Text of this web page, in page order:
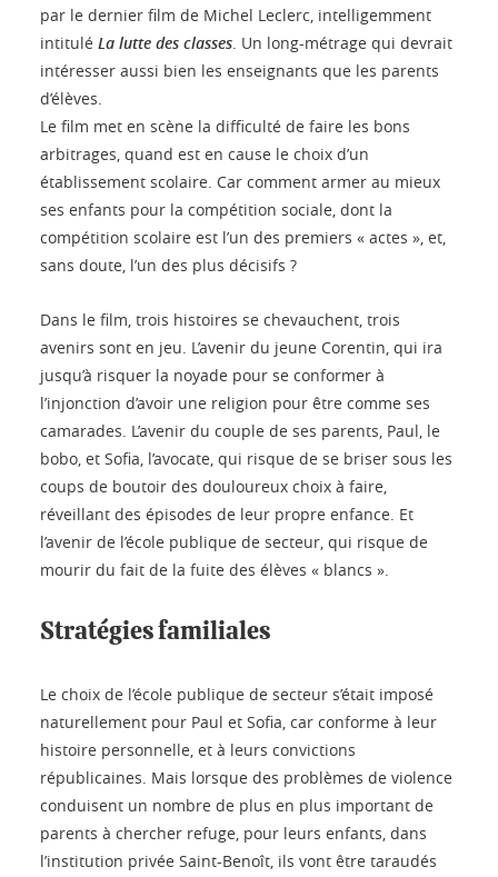
par le dernier film de Michel Leclerc, intelligemment
intitulé La lutte des classes. Un long-métrage qui devrait
intéresser aussi bien les enseignants que les parents
d’élèves.
Le film met en scène la difficulté de faire les bons
arbitrages, quand est en cause le choix d’un
établissement scolaire. Car comment armer au mieux
ses enfants pour la compétition sociale, dont la
compétition scolaire est l’un des premiers « actes », et,
sans doute, l’un des plus décisifs ?
Dans le film, trois histoires se chevauchent, trois
avenirs sont en jeu. L’avenir du jeune Corentin, qui ira
jusqu’à risquer la noyade pour se conformer à
l’injonction d’avoir une religion pour être comme ses
camarades. L’avenir du couple de ses parents, Paul, le
bobo, et Sofia, l’avocate, qui risque de se briser sous les
coups de boutoir des douloureux choix à faire,
réveillant des épisodes de leur propre enfance. Et
l’avenir de l’école publique de secteur, qui risque de
mourir du fait de la fuite des élèves « blancs ».
Stratégies familiales
Le choix de l’école publique de secteur s’était imposé
naturellement pour Paul et Sofia, car conforme à leur
histoire personnelle, et à leurs convictions
républicaines. Mais lorsque des problèmes de violence
conduisent un nombre de plus en plus important de
parents à chercher refuge, pour leurs enfants, dans
l’institution privée Saint-Benoît, ils vont être taraudés